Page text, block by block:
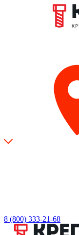
8 (800) 333-21-68